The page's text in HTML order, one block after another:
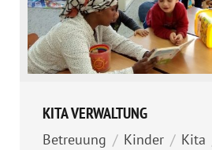
KITA VERWALTUNG
Betreuung / Kinder / Kita